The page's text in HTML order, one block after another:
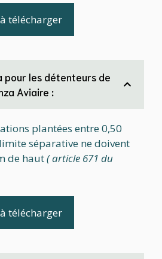
télécharger
pour les détenteurs de
Aviaire :
plantées entre 0,50
séparative ne doivent
de haut( article 671 du
télécharger